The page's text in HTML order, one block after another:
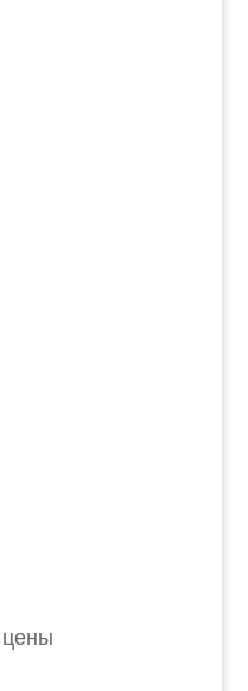
Музеи — расписание и цены